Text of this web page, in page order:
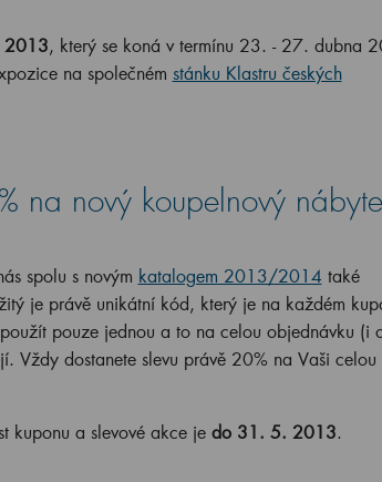
2013, který se koná v termínu 23. - 27. dubna
na společném stánku Klastru českých
na nový koupelnový
spolu s novým katalogem 2013/2014 také
je právě unikátní kód, který je na každém
pouze jednou a to na celou objednávku (i
Vždy dostanete slevu právě 20% na Vaši celou
kuponu a slevové akce je do 31. 5. 2013.